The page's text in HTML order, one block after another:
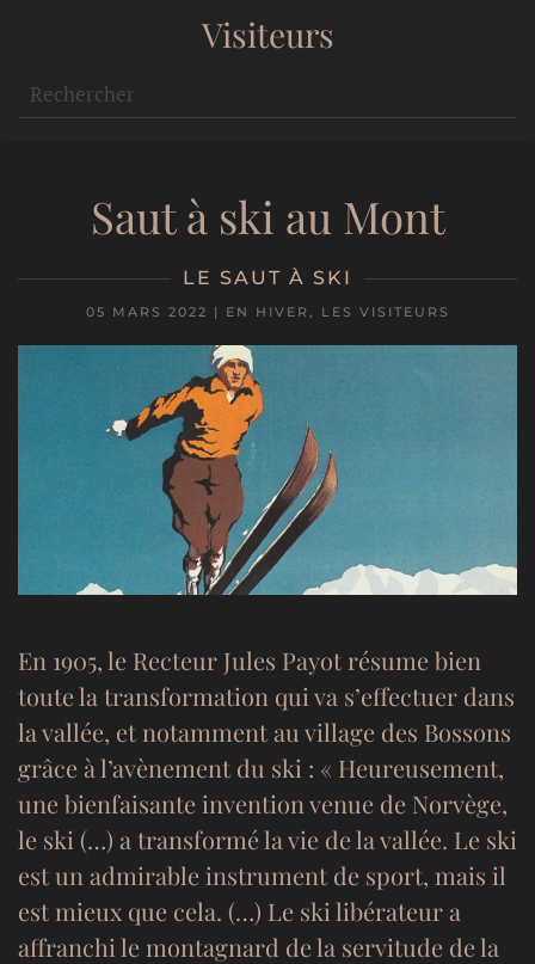
Visiteurs
Saut à ski au Mont
LE SAUT À SKI
05 MARS 2022 | EN HIVER, LES VISITEURS
En 1905, le Recteur Jules Payot résume bien
toute la transformation qui va s’effectuer dans
la vallée, et notamment au village des Bossons
grâce à l’avènement du ski : « Heureusement,
une bienfaisante invention venue de Norvège,
le ski (…) a transformé la vie de la vallée. Le ski
est un admirable instrument de sport, mais il
est mieux que cela. (…) Le ski libérateur a
affranchi le montagnard de la servitude de la